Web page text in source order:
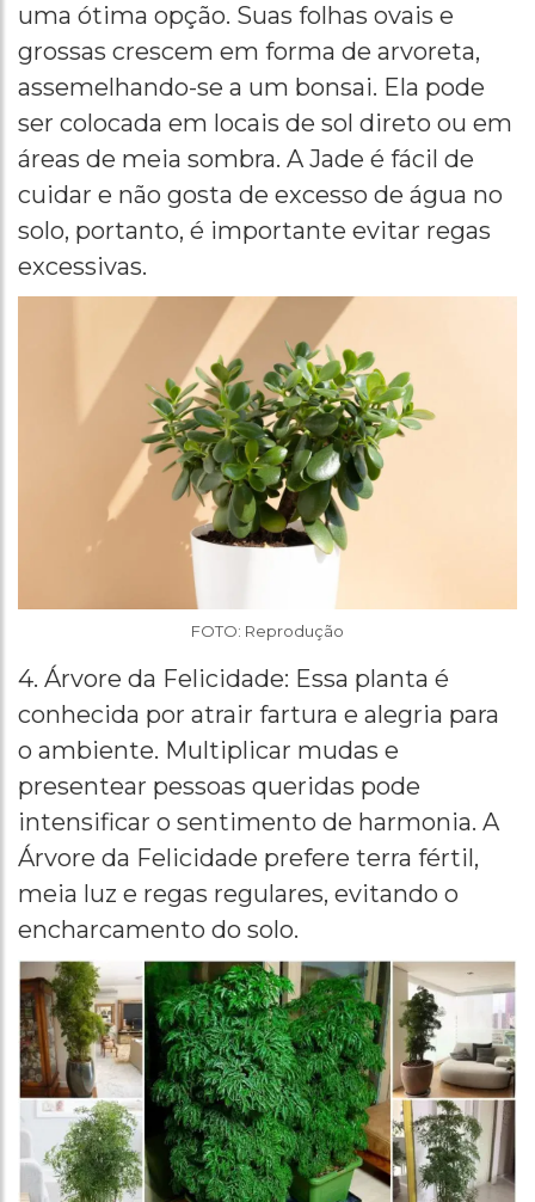
uma ótima opção. Suas folhas ovais e
grossas crescem em forma de arvoreta,
assemelhando-se a um bonsai. Ela pode
ser colocada em locais de sol direto ou em
áreas de meia sombra. A Jade é fácil de
cuidar e não gosta de excesso de água no
solo, portanto, é importante evitar regas
excessivas.
FOTO: Reprodução
4. Árvore da Felicidade: Essa planta é
conhecida por atrair fartura e alegria para
o ambiente. Multiplicar mudas e
presentear pessoas queridas pode
intensificar o sentimento de harmonia. A
Árvore da Felicidade prefere terra fértil,
meia luz e regas regulares, evitando o
encharcamento do solo.